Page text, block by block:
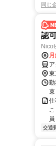
同じ
認
交通